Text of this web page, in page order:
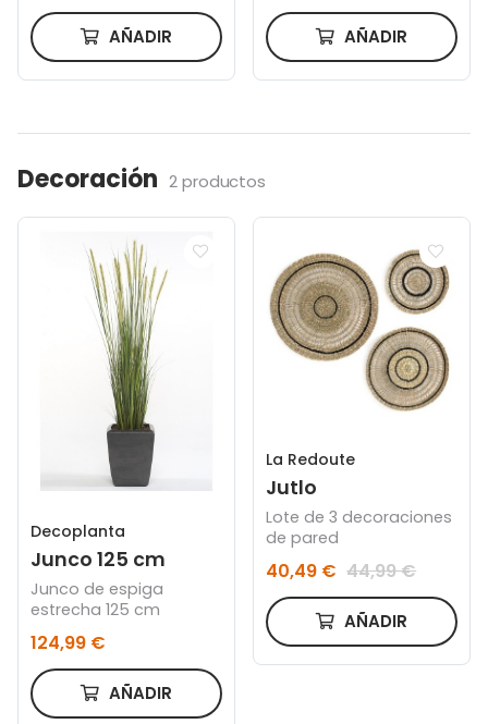
AÑADIR AÑADIR
Decoración 2 productos
Decoplanta
Junco 125 cm
Junco de espiga
estrecha 125 cm
124,99 €
AÑADIR
La Redoute
Jutlo
Lote de 3 decoraciones
de pared
40,49 € 44,99 €
AÑADIR